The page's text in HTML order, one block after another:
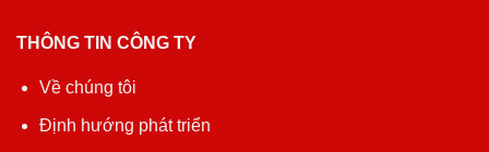
THÔNG TIN CÔNG TY
Về chúng tôi
Định hướng phát triển